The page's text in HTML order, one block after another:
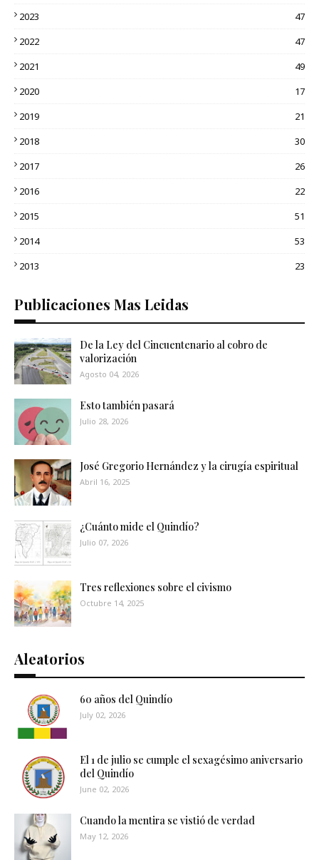
2023
47
2022
47
2021
49
2020
17
2019
21
2018
30
2017
26
2016
22
2015
51
2014
53
2013
23
Publicaciones Mas Leidas
De la Ley del Cincuentenario al cobro de
valorización
Agosto 04, 2026
Esto también pasará
Julio 28, 2026
José Gregorio Hernández y la cirugía espiritual
Abril 16, 2025
¿Cuánto mide el Quindío?
Julio 07, 2026
Tres reflexiones sobre el civismo
Octubre 14, 2025
Aleatorios
60 años del Quindío
July 02, 2026
El 1 de julio se cumple el sexagésimo aniversario
del Quindío
June 02, 2026
Cuando la mentira se vistió de verdad
May 12, 2026